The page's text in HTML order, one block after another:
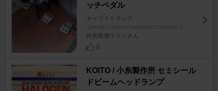
ッチペダル
キャリイトラック
[DA/DB71T/DA81T/DA/DB41T/DA/DB51T]
外房黒潮ラインさん
0
KOITO / 小糸製作所 セミシール
ドビームヘッドランプ